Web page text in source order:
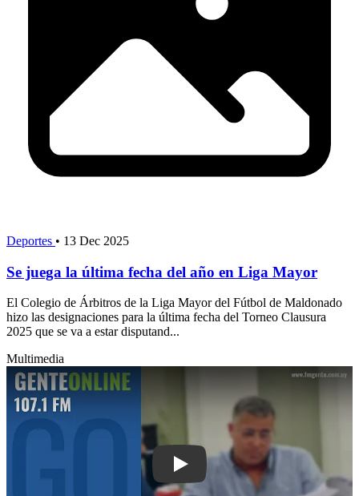
Deportes • 13 Dec 2025
Se juega la última fecha del año en Liga Mayor
El Colegio de Árbitros de la Liga Mayor del Fútbol de Maldonado
hizo las designaciones para la última fecha del Torneo Clausura
2025 que se va a estar disputand...
Multimedia
Play: Darwin Correa presentó